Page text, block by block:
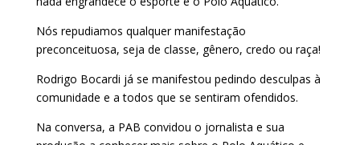
Nós repudiamos qualquer manifestação
preconceituosa, seja de classe, gênero, credo ou raça!
Rodrigo Bocardi já se manifestou pedindo desculpas à
comunidade e a todos que se sentiram ofendidos.
Na conversa, a PAB convidou o jornalista e sua